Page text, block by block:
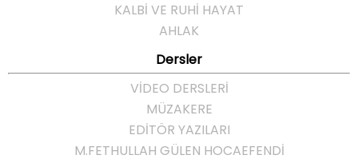
KALBİ VE RUHİ HAYAT
AHLAK
Dersler
VİDEO DERSLERİ
MÜZAKERE
EDİTÖR YAZILARI
M.FETHULLAH GÜLEN HOCAEFENDI